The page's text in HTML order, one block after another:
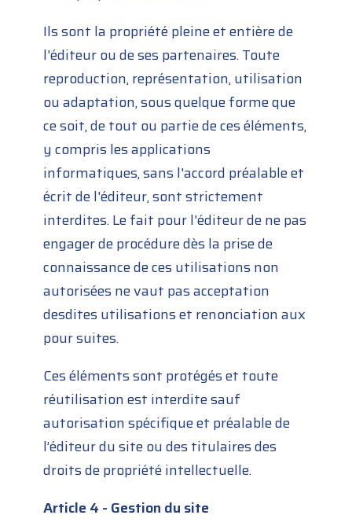
Ils sont la propriété pleine et entière de
l'éditeur ou de ses partenaires. Toute
reproduction, représentation, utilisation
ou adaptation, sous quelque forme que
ce soit, de tout ou partie de ces éléments,
y compris les applications
informatiques, sans l'accord préalable et
écrit de l'éditeur, sont strictement
interdites. Le fait pour l'éditeur de ne pas
engager de procédure dès la prise de
connaissance de ces utilisations non
autorisées ne vaut pas acceptation
desdites utilisations et renonciation aux
pour suites.
Ces éléments sont protégés et toute
réutilisation est interdite sauf
autorisation spécifique et préalable de
l’éditeur du site ou des titulaires des
droits de propriété intellectuelle.
Article 4 - Gestion du site